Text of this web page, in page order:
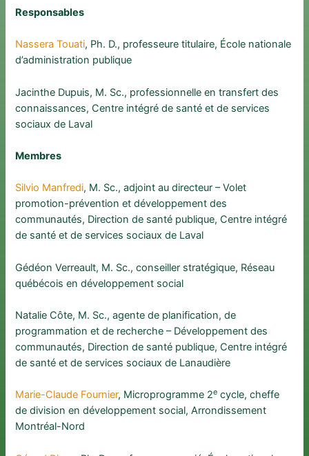
Responsables
Nassera Touati, Ph. D., professeure titulaire, École nationale
d’administration publique
Jacinthe Dupuis, M. Sc., professionnelle en transfert des
connaissances, Centre intégré de santé et de services
sociaux de Laval
Membres
Silvio Manfredi, M. Sc., adjoint au directeur – Volet
promotion-prévention et développement des
communautés, Direction de santé publique, Centre intégré
de santé et de services sociaux de Laval
Gédéon Verreault, M. Sc., conseiller stratégique, Réseau
québécois en développement social
Natalie Côte, M. Sc., agente de planification, de
programmation et de recherche – Développement des
communautés, Direction de santé publique, Centre intégré
de santé et de services sociaux de Lanaudière
Marie-Claude Fournier, Microprogramme 2e cycle, cheffe
de division en développement social, Arrondissement
Montréal-Nord